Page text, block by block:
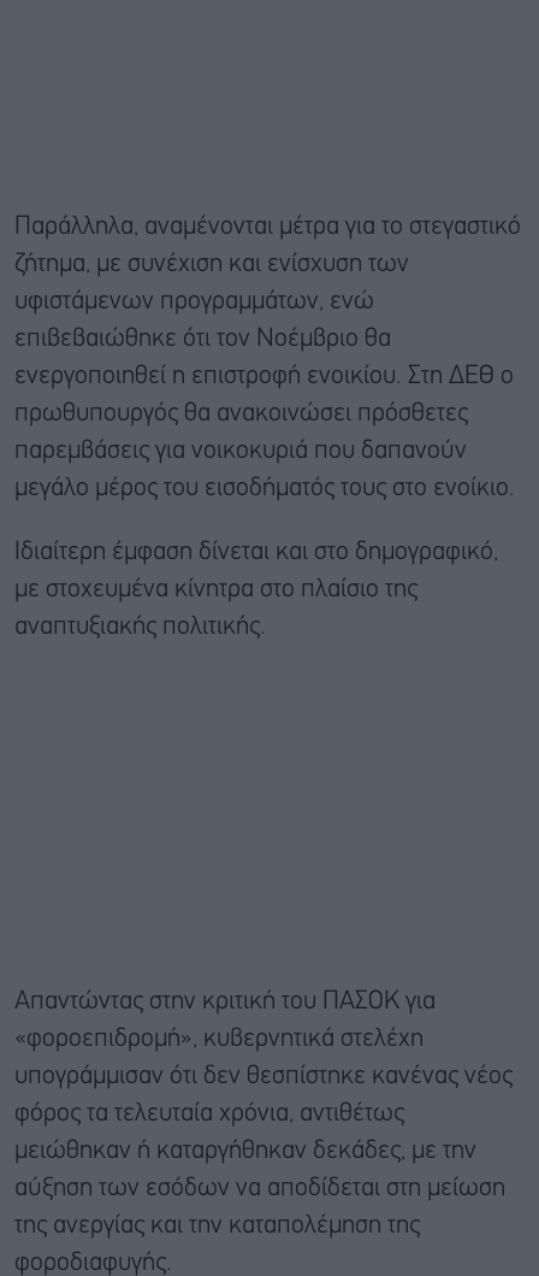
Παράλληλα, αναμένονται μέτρα για το στεγαστικό
ζήτημα, με συνέχιση και ενίσχυση των
υφιστάμενων προγραμμάτων, ενώ
επιβεβαιώθηκε ότι τον Νοέμβριο θα
ενεργοποιηθεί η επιστροφή ενοικίου. Στη ΔΕΘ ο
πρωθυπουργός θα ανακοινώσει πρόσθετες
παρεμβάσεις για νοικοκυριά που δαπανούν
μεγάλο μέρος του εισοδήματός τους στο ενοίκιο.
Ιδιαίτερη έμφαση δίνεται και στο δημογραφικό,
με στοχευμένα κίνητρα στο πλαίσιο της
αναπτυξιακής πολιτικής.
Απαντώντας στην κριτική του ΠΑΣΟΚ για
«φοροεπιδρομή», κυβερνητικά στελέχη
υπογράμμισαν ότι δεν θεσπίστηκε κανένας νέος
φόρος τα τελευταία χρόνια, αντιθέτως
μειώθηκαν ή καταργήθηκαν δεκάδες, με την
αύξηση των εσόδων να αποδίδεται στη μείωση
της ανεργίας και την καταπολέμηση της
φοροδιαφυγής.